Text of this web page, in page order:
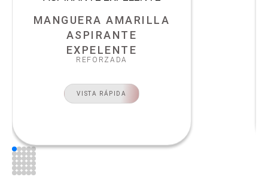
MANGUERA AMARILLA
ASPIRANTE
EXPELENTE
REFORZADA
VISTA RÁPIDA